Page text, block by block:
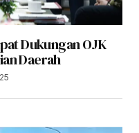
Dukungan OJK
Daerah